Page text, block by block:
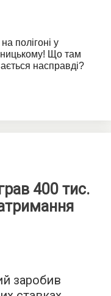
400 тис.
заробив